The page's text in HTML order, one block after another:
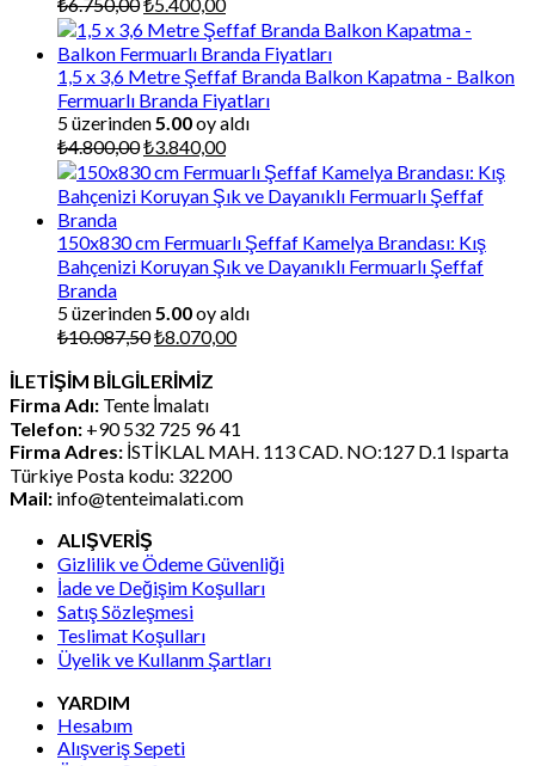
fiyat:
₺6.750,00.
andaki
fiyat:
₺5.400,00.
1,5 x 3,6 Metre Şeffaf Branda Balkon Kapatma - Balkon
Fermuarlı Branda Fiyatları
5 üzerinden 5.00oy aldı
₺4.800,00Orijinal
fiyat:
₺4.800,00.
₺3.840,00Şu
andaki
fiyat:
₺3.840,00.
150x830 cm Fermuarlı Şeffaf Kamelya Brandası: Kış
Bahçenizi Koruyan Şık ve Dayanıklı Fermuarlı Şeffaf
Branda
5 üzerinden 5.00oy aldı
₺10.087,50Orijinal
₺10.087,50.
₺8.070,00Şu
İLETİŞİM BİLGİLERİMİZ
Firma Adı: Tente İmalatı
Telefon: +90 532 725 96 41
Firma Adres: İSTİKLAL MAH. 113 CAD. NO:127 D.1 Isparta
Türkiye Posta kodu: 32200
Mail: info@tenteimalati.com
ALIŞVERİŞ
Gizlilik ve Ödeme Güvenliği
İade ve Değişim Koşulları
Satış Sözleşmesi
Teslimat Koşulları
Üyelik ve Kullanm Şartları
YARDIM
Hesabım
Alışveriş Sepeti